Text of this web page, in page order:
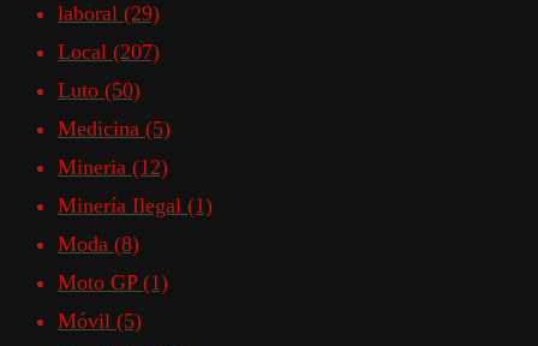
laboral (29)
Local (207)
Luto (50)
Medicina (5)
Mineria (12)
Minería Ilegal (1)
Moda (8)
Moto GP (1)
Móvil (5)